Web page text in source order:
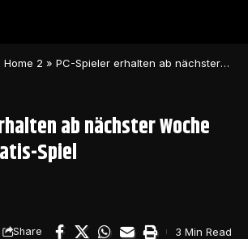
Home 2 » PC-Spieler erhalten ab nächster Woche ein neues Gratis-Spiel
ab nächster Woche
Spiel
Share 3 Min Read